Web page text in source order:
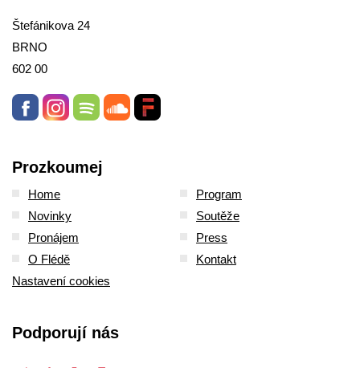
Štefánikova 24
BRNO
602 00
Prozkoumej
Home
Program
Novinky
Soutěže
Pronájem
Press
O Flédě
Kontakt
Nastavení cookies
Podporují nás